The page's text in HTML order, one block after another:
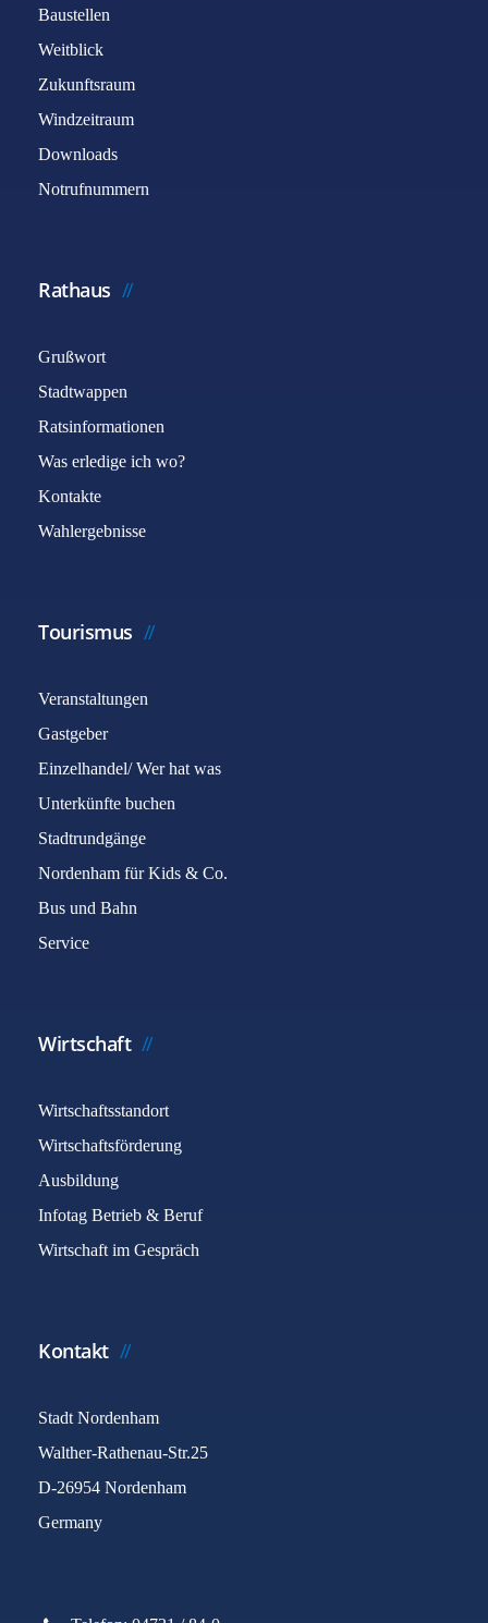
Baustellen
Weitblick
Zukunftsraum
Windzeitraum
Downloads
Notrufnummern
Rathaus
Grußwort
Stadtwappen
Ratsinformationen
Was erledige ich wo?
Kontakte
Wahlergebnisse
Tourismus
Veranstaltungen
Gastgeber
Einzelhandel/ Wer hat was
Unterkünfte buchen
Stadtrundgänge
Nordenham für Kids & Co.
Bus und Bahn
Service
Wirtschaft
Wirtschaftsstandort
Wirtschaftsförderung
Ausbildung
Infotag Betrieb & Beruf
Wirtschaft im Gespräch
Kontakt
Stadt Nordenham
Walther-Rathenau-Str.25
D-26954 Nordenham
Germany